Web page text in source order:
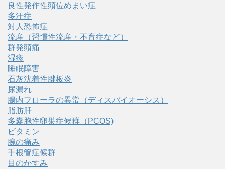
良性発作性頭位めまい症
多汗症
対人恐怖症
流産（習慣性流産・不育症など）
群発頭痛
湿疹
睡眠障害
石灰沈着性腱板炎
尿漏れ
腸内フローラの異常（ディスバイオーシス）
脂肪肝
多嚢胞性卵巣症候群（PCOS)
ビタミン
腕の痛み
手根管症候群
目のかすみ